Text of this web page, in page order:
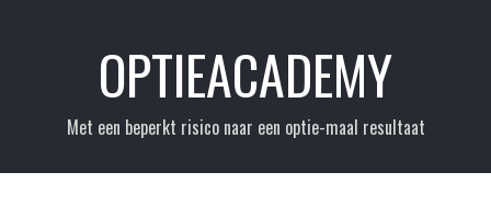
OPTIEACADEMY
Met een beperkt risico naar een optie-maal resultaat